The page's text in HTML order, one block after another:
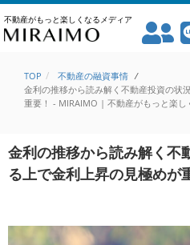
不動産がもっと楽しくなるメディア
TOP 不動産の融資事情 /
金利の推移から読み解く不動産投資の状
重要！ - MIRAIMO | 不動産がもっと楽し
金利の推移から読み解く不
る上で金利上昇の見極めが